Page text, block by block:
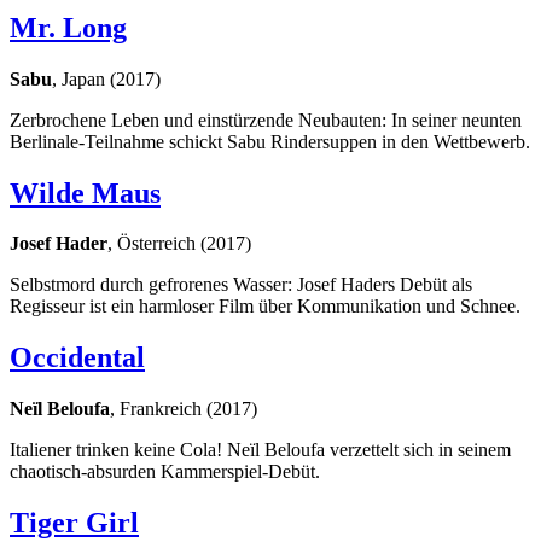
Mr. Long
Sabu, Japan (2017)
Zerbrochene Leben und einstürzende Neubauten: In seiner neunten
Berlinale-Teilnahme schickt Sabu Rindersuppen in den Wettbewerb.
Wilde Maus
Josef Hader, Österreich (2017)
Selbstmord durch gefrorenes Wasser: Josef Haders Debüt als
Regisseur ist ein harmloser Film über Kommunikation und Schnee.
Occidental
Neïl Beloufa, Frankreich (2017)
Italiener trinken keine Cola! Neïl Beloufa verzettelt sich in seinem
chaotisch-absurden Kammerspiel-Debüt.
Tiger Girl